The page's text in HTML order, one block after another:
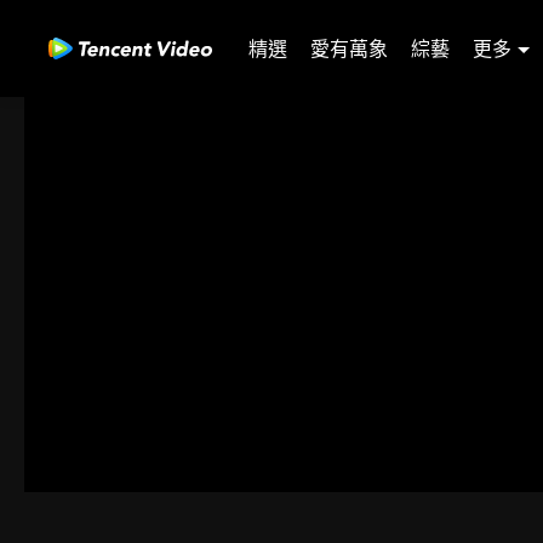
精選 愛有萬象 綜藝 更多